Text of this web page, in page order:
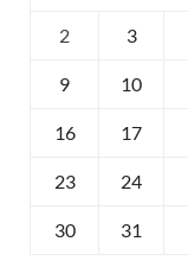
2 3
9 10
16 17
23 24
30 31